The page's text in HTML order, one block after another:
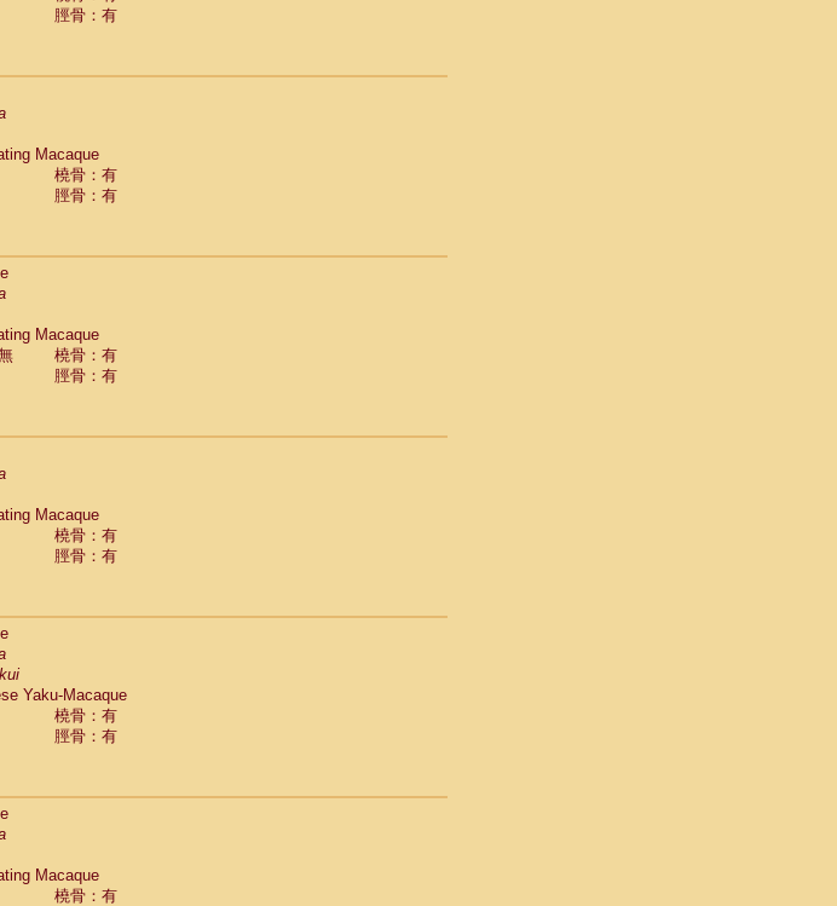
(16)
(0)
(4)
脛骨：有
Macaque
橈骨：有
脛骨：有
Macaque
橈骨：有
脛骨：有
Macaque
橈骨：有
脛骨：有
Yaku-Macaque
橈骨：有
脛骨：有
Macaque
橈骨：有